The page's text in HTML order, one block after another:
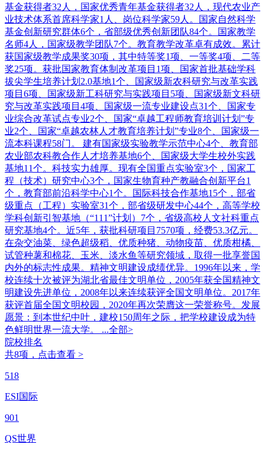
基金获得者32人，国家优秀青年基金获得者32人，现代农业产
业技术体系首席科学家1人、岗位科学家59人。国家自然科学
基金创新研究群体6个，省部级优秀创新团队84个。国家教学
名师4人，国家级教学团队7个。教育教学改革卓有成效。累计
获国家级教学成果奖30项，其中特等奖1项、一等奖4项、二等
奖25项。获批国家教育体制改革项目1项、国家首批基础学科
拔尖学生培养计划2.0基地1个、国家级新农科研究与改革实践
项目6项、国家级新工科研究与实践项目5项、国家级新文科研
究与改革实践项目4项、国家级一流专业建设点31个、国家专
业综合改革试点专业2个、国家“卓越工程师教育培训计划”专
业2个、国家“卓越农林人才教育培养计划”专业8个、国家级一
流本科课程58门。 建有国家级实验教学示范中心4个、教育部
农业部农科教合作人才培养基地6个、国家级大学生校外实践
基地11个。科技实力雄厚。现有全国重点实验室3个，国家工
程（技术）研究中心3个，国家生物育种产教融合创新平台1
个，教育部前沿科学中心1个。国际科技合作基地15个，部省
级重点（工程）实验室31个，部省级研发中心44个，高等学校
学科创新引智基地（“111”计划）7个，省级高校人文社科重点
研究基地4个。近5年，获批科研项目7570项，经费53.3亿元。
在杂交油菜、绿色超级稻、优质种猪、动物疫苗、优质柑橘、
试管种薯和棉花、玉米、淡水鱼等研究领域，取得一批享誉国
内外的标志性成果。精神文明建设成绩优异。1996年以来，学
校连续十次被评为湖北省最佳文明单位，2005年获全国精神文
明建设先进单位，2008年以来连续获评全国文明单位。2017年
获评首届全国文明校园，2020年再次荣膺这一荣誉称号。发展
愿景：到本世纪中叶，建校150周年之际，把学校建设成为特
色鲜明世界一流大学。 ...全部>
院校排名
共8项，点击查看 >
518
ESI国际
901
QS世界